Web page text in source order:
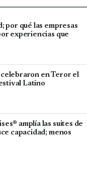
por qué las empresas
experiencias que
en Teror el
Latino
amplía las suites de
capacidad; menos